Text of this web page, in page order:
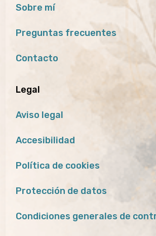
Sobre mí
Preguntas frecuentes
Contacto
Legal
Aviso legal
Accesibilidad
Política de cookies
Protección de datos
Condiciones generales de